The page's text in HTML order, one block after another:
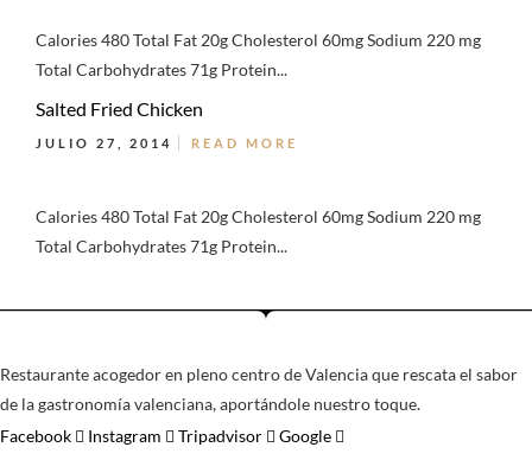
Calories 480 Total Fat 20g Cholesterol 60mg Sodium 220 mg
Total Carbohydrates 71g Protein...
Salted Fried Chicken
JULIO 27, 2014 READ MORE
Calories 480 Total Fat 20g Cholesterol 60mg Sodium 220 mg
Total Carbohydrates 71g Protein...
Restaurante acogedor en pleno centro de Valencia que rescata el sabor
de la gastronomía valenciana, aportándole nuestro toque.
Facebook
Instagram Tripadvisor Google